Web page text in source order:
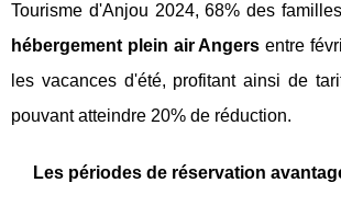
Tourisme d'Anjou 2024, 68% des
hébergement plein air Angers entre
les vacances d'été, profitant ainsi de
pouvant atteindre 20% de réduction.
Les périodes de réservation